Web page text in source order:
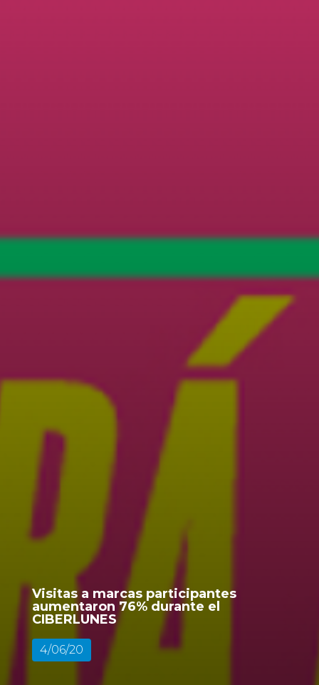
Visitas a marcas participantes
aumentaron 76% durante el
CIBERLUNES
4/06/20